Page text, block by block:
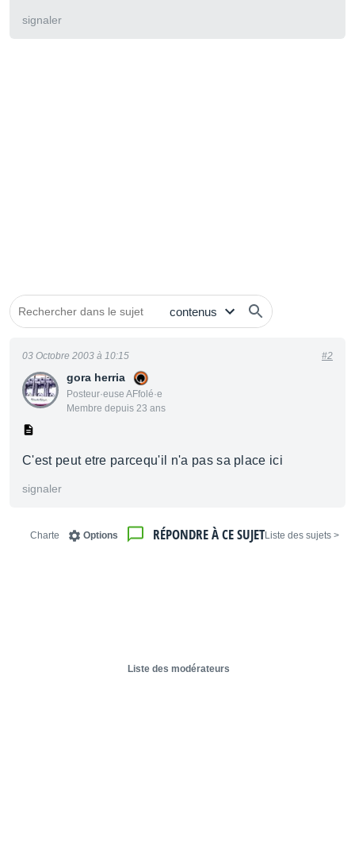
signaler
gora herria
Posteur·euse AFfolé·e
Membre depuis 23 ans
03 Octobre 2003 à 10:15 #2
C'est peut etre parcequ'il n'a pas sa place ici
signaler
< Liste des sujets
RÉPONDRE À CE SUJET
Options
Charte
Liste des modérateurs